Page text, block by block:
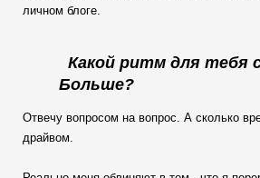
личном блоге.
Какой ритм для тебя
Больше?
Отвечу вопросом на вопрос. А сколько
драйвом.